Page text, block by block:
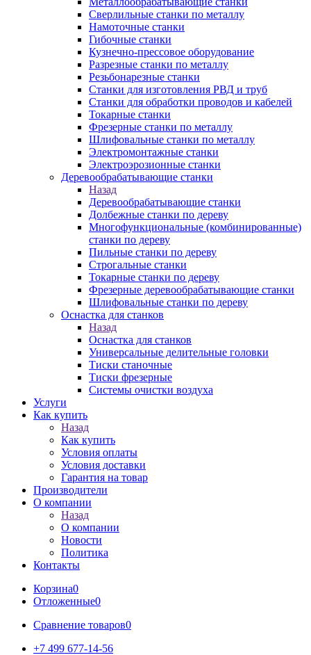
Сверлильные станки по металлу
Намоточные станки
Гибочные станки
Кузнечно-прессовое оборудование
Разрезные станки по металлу
Резьбонарезные станки
Станки для изготовления РВД и труб
Станки для обработки проводов и кабелей
Токарные станки
Фрезерные станки по металлу
Шлифовальные станки по металлу
Электромонтажные станки
Электроэрозионные станки
Деревообрабатывающие станки
Назад
Деревообрабатывающие станки
Долбежные станки по дереву
Многофункциональные (комбинированные)
станки по дереву
Пильные станки по дереву
Строгальные станки
Токарные станки по дереву
Фрезерные деревообрабатывающие станки
Шлифовальные станки по дереву
Оснастка для станков
Назад
Оснастка для станков
Универсальные делительные головки
Тиски станочные
Тиски фрезерные
Системы очистки воздуха
Услуги
Как купить
Назад
Как купить
Условия оплаты
Условия доставки
Гарантия на товар
Производители
О компании
Назад
О компании
Новости
Политика
Контакты
Корзина0
Отложенные0
Сравнение товаров0
+7 499 677-14-56